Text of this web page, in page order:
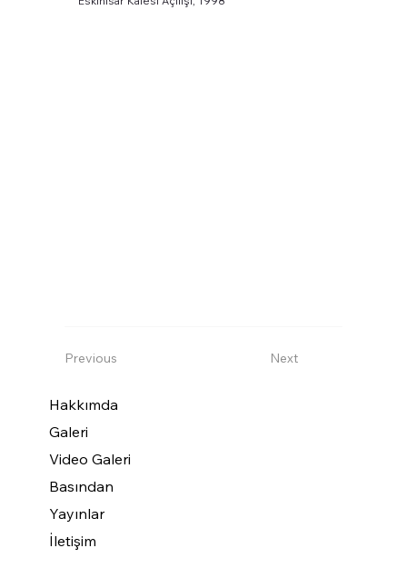
Previous Next
Hakkımda
Galeri
Video Galeri
Basından
Yayınlar
İletişim